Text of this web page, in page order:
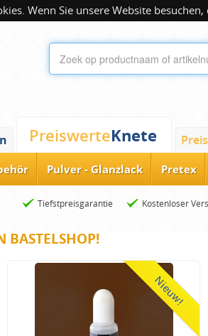
Wenn Sie unsere Website
PreiswerteKnete
Pulver - Glanzlack Pretex
Tiefstpreisgarantie Kostenloser
BASTELSHOP!
Nieuw!